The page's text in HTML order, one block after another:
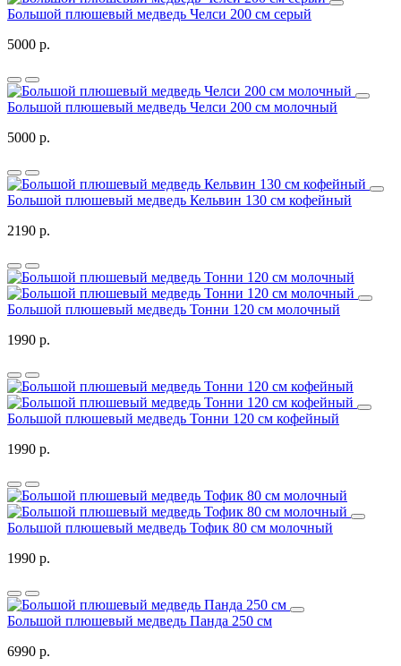
Большой плюшевый медведь Челси 200 см серый
5000 р.
Большой плюшевый медведь Челси 200 см молочный
5000 р.
Большой плюшевый медведь Кельвин 130 см кофейный
2190 р.
Большой плюшевый медведь Тонни 120 см молочный
1990 р.
Большой плюшевый медведь Тонни 120 см кофейный
1990 р.
Большой плюшевый медведь Тофик 80 см молочный
1990 р.
Большой плюшевый медведь Панда 250 см
6990 р.